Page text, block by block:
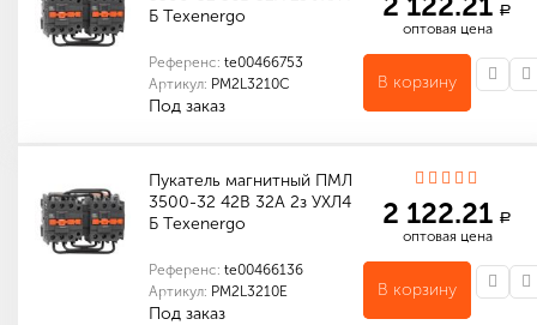
Б Теxenergo
Референс: te00466753
Артикул: PM2L3210C
Под заказ
a
оптовая цена
В корзину
Пукатель магнитный ПМЛ
3500-32 42В 32А 2з УХЛ4
Б Теxenergo
Референс: te00466136
Артикул: PM2L3210E
Под заказ
2 122.21 a
оптовая цена
В корзину